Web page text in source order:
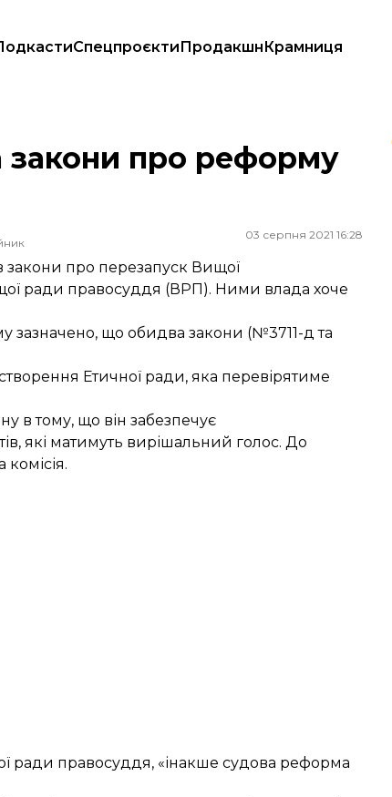
СпецпроєктиПродакшнКрамниця
закони про реформу
03 серпня 2021 16:28
про перезапуск Вищої
ради правосуддя (ВРП). Ними влада хоче
зазначено, що обидва закони (№3711-д та
Етичної ради, яка перевірятиме
в тому, що він забезпечує
які матимуть вирішальний голос. До
ради правосуддя, «інакше судова реформа